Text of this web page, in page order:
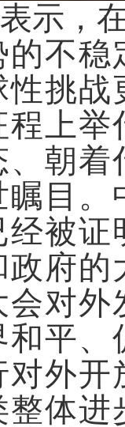
示，
不
性挑
程上
朝
瞩目
经被
府
对
和平
对外
体